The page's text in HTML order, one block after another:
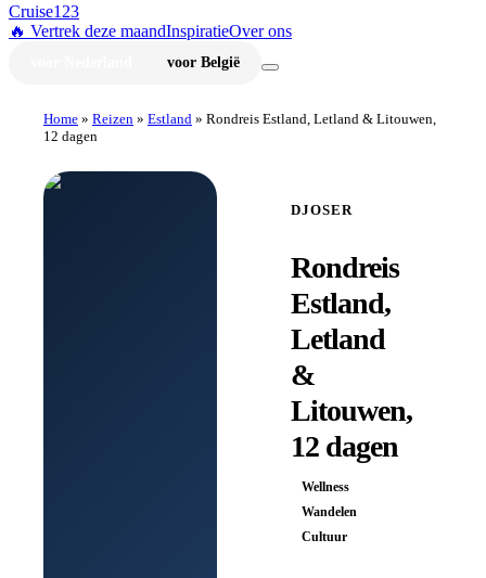
Cruise123
🔥 Vertrek deze maandInspiratieOver ons
voor België
Home » Reizen » Estland » Rondreis Estland, Letland & Litouwen,
12 dagen
DJOSER
Rondreis
Estland,
Letland
&
Litouwen,
12 dagen
Wellness
Wandelen
Cultuur